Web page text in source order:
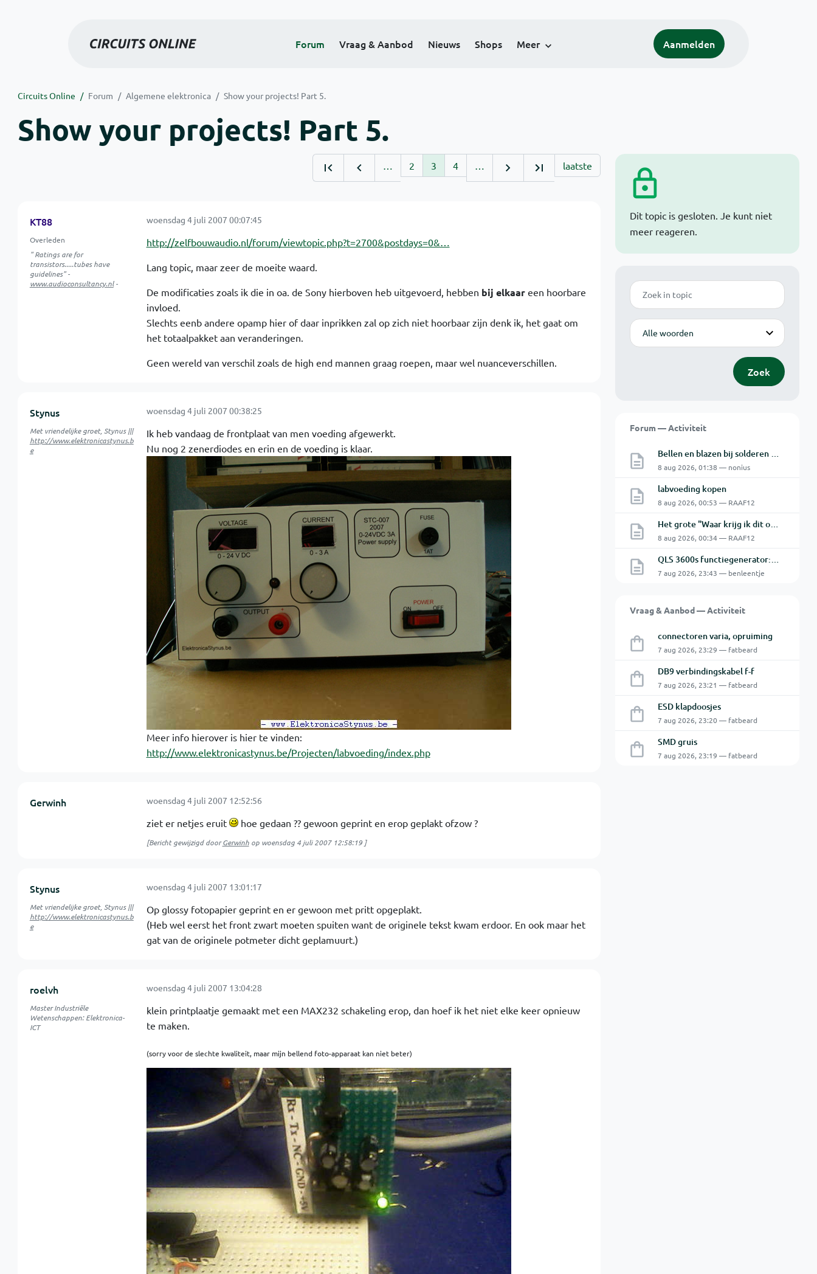
Forum Vraag & Aanbod Nieuws Shops Meer Aanmelden
Circuits Online Forum Algemene elektronica Show your projects! Part 5.
Show your projects! Part 5.
Dit topic is gesloten. Je kunt niet
meer reageren.
Zoek
Modus
Zoek
Forum — Activiteit
Bellen en blazen bij solderen van Chinese PCBs
8 aug 2026, 01:38 — nonius
labvoeding kopen
8 aug 2026, 00:53 — RAAF12
Het grote "Waar krijg ik dit onderdeel" topic Deel 11
8 aug 2026, 00:34 — RAAF12
QLS 3600s functiegenerator: software verbinden lukt niet.
7 aug 2026, 23:43 — benleentje
Vraag & Aanbod — Activiteit
connectoren varia, opruiming
7 aug 2026, 23:29 — fatbeard
DB9 verbindingskabel f-f
7 aug 2026, 23:21 — fatbeard
ESD klapdoosjes
7 aug 2026, 23:20 — fatbeard
SMD gruis
7 aug 2026, 23:19 — fatbeard
… 2 3 4 … laatste
KT88
Overleden
" Ratings are for
transistors.....tubes have
guidelines" -
www.audioconsultancy.nl-
woensdag 4 juli 2007 00:07:45
http://zelfbouwaudio.nl/forum/viewtopic.php?t=2700&postdays=0&…
Lang topic, maar zeer de moeite waard.
De modificaties zoals ik die in oa. de Sony hierboven heb uitgevoerd, hebben bij elkaareen hoorbare
invloed.
Slechts eenb andere opamp hier of daar inprikken zal op zich niet hoorbaar zijn denk ik, het gaat om
het totaalpakket aan veranderingen.
Geen wereld van verschil zoals de high end mannen graag roepen, maar wel nuanceverschillen.
Stynus
Met vriendelijke groet, Stynus |||
http://www.elektronicastynus.b
e
woensdag 4 juli 2007 00:38:25
Ik heb vandaag de frontplaat van men voeding afgewerkt.
Nu nog 2 zenerdiodes en erin en de voeding is klaar.
Meer info hierover is hier te vinden:
http://www.elektronicastynus.be/Projecten/labvoeding/index.php
Gerwinh woensdag 4 juli 2007 12:52:56
ziet er netjes eruit hoe gedaan ?? gewoon geprint en erop geplakt ofzow ?
[Bericht gewijzigd doorGerwinhop woensdag 4 juli 2007 12:58:19]
Stynus
Met vriendelijke groet, Stynus |||
http://www.elektronicastynus.b
e
woensdag 4 juli 2007 13:01:17
Op glossy fotopapier geprint en er gewoon met pritt opgeplakt.
(Heb wel eerst het front zwart moeten spuiten want de originele tekst kwam erdoor. En ook maar het
gat van de originele potmeter dicht geplamuurt.)
roelvh
Master Industriële
Wetenschappen: Elektronica-
ICT
woensdag 4 juli 2007 13:04:28
klein printplaatje gemaakt met een MAX232 schakeling erop, dan hoef ik het niet elke keer opnieuw
te maken.
(sorry voor de slechte kwaliteit, maar mijn bellend foto-apparaat kan niet beter)